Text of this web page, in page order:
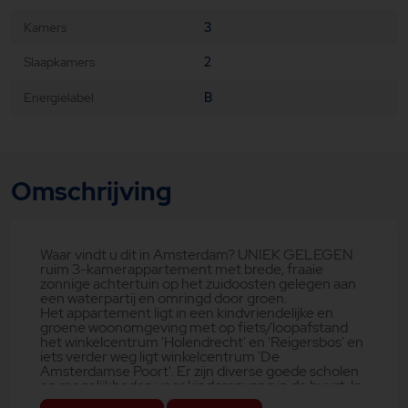
Kamers 3
Slaapkamers 2
Energielabel B
Omschrijving
Waar vindt u dit in Amsterdam? UNIEK GELEGEN
ruim 3-kamerappartement met brede, fraaie
zonnige achtertuin op het zuidoosten gelegen aan
een waterpartij en omringd door groen.
Het appartement ligt in een kindvriendelijke en
groene woonomgeving met op fiets/loopafstand
het winkelcentrum 'Holendrecht' en 'Reigersbos' en
iets verder weg ligt winkelcentrum 'De
Amsterdamse Poort'. Er zijn diverse goede scholen
en mogelijkheden voor kinderopvang in de buurt. In
de omgeving is het gratis parkeren. Het openbaar